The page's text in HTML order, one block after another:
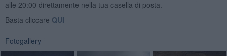
alle 20:00 direttamente nella tua casella di posta.
Basta cliccare QUI
Fotogallery